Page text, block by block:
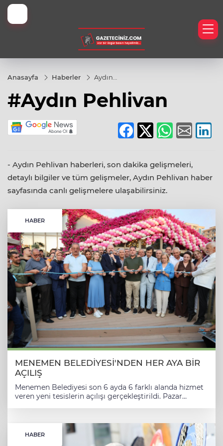
Anasayfa Haberler
Aydın
#Aydın Pehlivan
- Aydın Pehlivan haberleri, son dakika gelişmeleri,
detaylı bilgiler ve tüm gelişmeler, Aydın Pehlivan haber
sayfasında canlı gelişmelere ulaşabilirsiniz.
HABER
MENEMEN BELEDİYESİ'NDEN HER AYA BİR
AÇILIŞ
Menemen Belediyesi son 6 ayda 6 farklı alanda hizmet
veren yeni tesislerin açılışı gerçekleştirildi. Pazar
vatandaşlarla buluştu. PAZAR YERLERİYLE ALIŞVERİŞ
KOLAYLAŞTI Menemen Belediyesi’nin açılış serüveni,
Türkelli’deki Kapalı Pazar Yeri ile başladı. Daha önce
HABER